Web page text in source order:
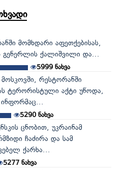
მომხდარი აფეთქებისას,
გენერლის ქალიშვილი და...
5999 ნახვა
მოსკოვში, რესტორანში
ტერორისტული აქტი უწოდა,
ინფორმაც...
5290ნახვა
ცნობით, უკრაინამ
ჩაძირა და სამ
ქარხა...
5277ნახვა